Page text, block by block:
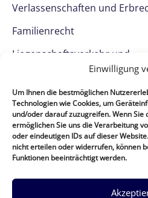
Einwilligung
Um Ihnen die bestmöglichen
Technologien wie Cookies, um
und/oder darauf zuzugreifen. Wenn
ermöglichen Sie uns die Verarbeitung
oder eindeutigen IDs auf dieser
nicht erteilen oder widerrufen, können
Funktionen beeinträchtigt werden.
Verlassenschaften und
Familienrecht
Liegenschaftsverkehr und
Grundbuchsrecht
Unternehmensgründung und
Firmenbuchrecht
Kaiser Franz
2500
Telefon: 02252
Fax: 02252 /